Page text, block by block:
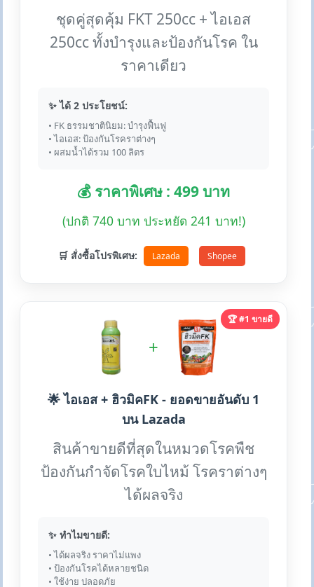
ชุดคู่สุดคุ้ม FKT 250cc + ไอเอส
250cc ทั้งบำรุงและป้องกันโรค ใน
ราคาเดียว
✨ ได้ 2 ประโยชน์:
• FK ธรรมชาตินิยม: บำรุงฟื้นฟู
• ไอเอส: ป้องกันโรคราต่างๆ
• ผสมน้ำได้รวม 100 ลิตร
💰 ราคาพิเศษ : 499 บาท
(ปกติ 740 บาท ประหยัด 241 บาท!)
🛒 สั่งซื้อโปรพิเศษ: Lazada Shopee
🏆 #1 ขายดี
+
🌟 ไอเอส + ฮิวมิคFK - ยอดขายอันดับ 1
บน Lazada
สินค้าขายดีที่สุดในหมวดโรคพืช
ป้องกันกำจัดโรคใบไหม้ โรคราต่างๆ
ได้ผลจริง
✨ ทำไมขายดี:
• ได้ผลจริง ราคาไม่แพง
• ป้องกันโรคได้หลายชนิด
• ใช้ง่าย ปลอดภัย